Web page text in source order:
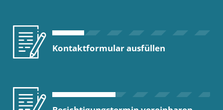
Kontaktformular ausfüllen